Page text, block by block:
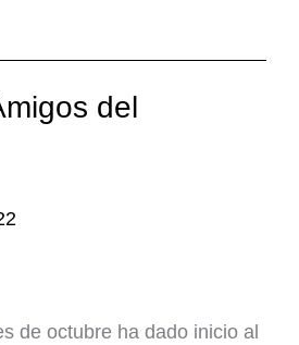
del
de octubre ha dado inicio al